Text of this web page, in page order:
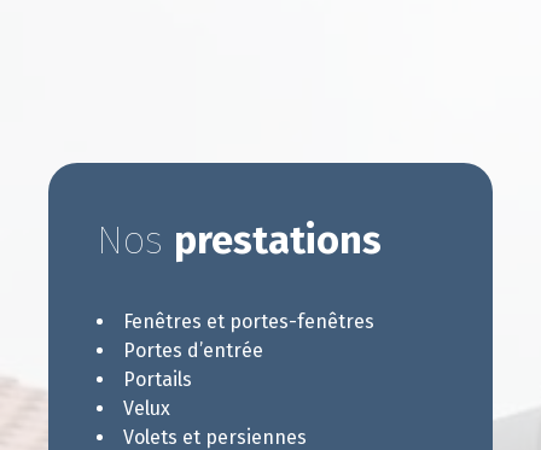
Nos prestations
Fenêtres et portes-fenêtres
Portes d’entrée
Portails
Velux
Volets et persiennes